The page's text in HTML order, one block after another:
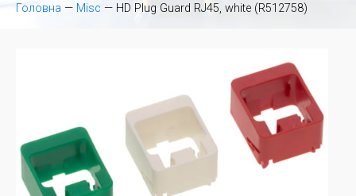
Головна — Misc — HD Plug Guard RJ45, white (R512758)